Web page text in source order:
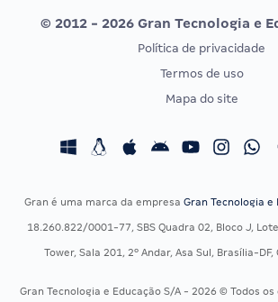
Vunesp
CONCURSOS POR PROFISSÃO
Concursos Fiscais
EXAME DE
Calendário
© 2012 - 2026 Gran Tecnologia e
Política de privacidade
Termos de uso
Mapa do site
Gran é uma marca da empresa Gran Tecnologia e
18.260.822/0001-77, SBS Quadra 02, Bloco J,
Tower, Sala 201, 2º Andar, Asa Sul, Brasília-DF,
Gran Tecnologia e Educação S/A - 2026 © Todos